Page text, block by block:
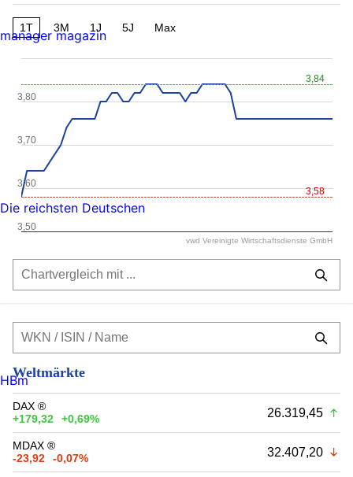
1T 3M 1J 5J Max
3,84
3,58
3,50
3,60
3,70
3,80
vwd Vereinigte Wirtschaftsdienste GmbH
Weltmärkte
DAX ®
+179,32
+0,69% 26.319,45
MDAX ®
-23,92
-0,07% 32.407,20
manager magazin
Die reichsten Deutschen
HBm